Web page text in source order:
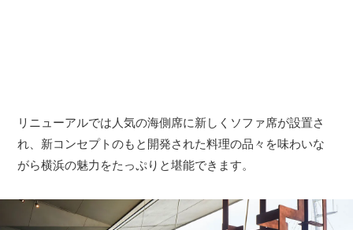
リニューアルでは人気の海側席に新しくソファ席が設置さ
れ、新コンセプトのもと開発された料理の品々を味わいな
がら横浜の魅力をたっぷりと堪能できます。